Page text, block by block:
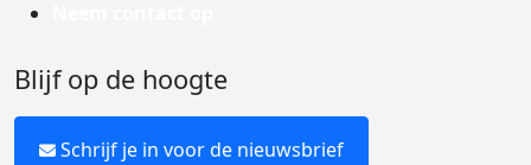
Blijf op de hoogte
Schrijf je in voor de nieuwsbrief